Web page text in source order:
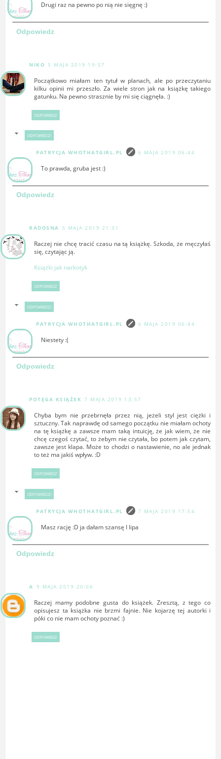
Drugi raz na pewno po nią nie sięgnę :)
Odpowiedz
NIKO 5 MAJA 2019 19:57
Początkowo miałam ten tytuł w planach, ale po przeczytaniu
kilku opinii mi przeszło. Za wiele stron jak na książkę takiego
gatunku. Na pewno strasznie by mi się ciągnęła. :)
ODPOWIEDZ
ODPOWIEDZI
PATRYCJA WHOTHATGIRL.PL 6 MAJA 2019 06:44
To prawda, gruba jest :)
Odpowiedz
RADOSNA 5 MAJA 2019 21:31
Raczej nie chcę tracić czasu na tą książkę. Szkoda, że męczyłaś
się, czytając ją.
Książki jak narkotyk
ODPOWIEDZ
ODPOWIEDZI
PATRYCJA WHOTHATGIRL.PL 6 MAJA 2019 06:44
Niestety :(
Odpowiedz
POTĘGA KSIĄŻEK 7 MAJA 2019 13:57
Chyba bym nie przebrnęła przez nią, jeżeli styl jest ciężki i
sztuczny. Tak naprawdę od samego początku nie miałam ochoty
na tę książkę a zawsze mam taką intuicję, że jak wiem, że nie
chcę czegoś czytać, to żebym nie czytała, bo potem jak czytam,
zawsze jest klapa. Może to chodzi o nastawienie, no ale jednak
to też ma jakiś wpływ. :D
ODPOWIEDZ
ODPOWIEDZI
PATRYCJA WHOTHATGIRL.PL 7 MAJA 2019 17:54
Masz rację :D ja dałam szansę I lipa
Odpowiedz
A 9 MAJA 2019 20:06
Raczej mamy podobne gusta do książek. Zresztą, z tego co
opisujesz ta książka nie brzmi fajnie. Nie kojarzę tej autorki i
póki co nie mam ochoty poznać :)
ODPOWIEDZ